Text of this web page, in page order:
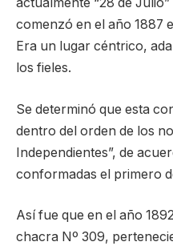
comenzó en el año 1887
Era un lugar céntrico,
los fieles.
Se determinó que esta
dentro del orden de los
Independientes”, de
conformadas el primero
Así fue que en el año
chacra Nº 309,